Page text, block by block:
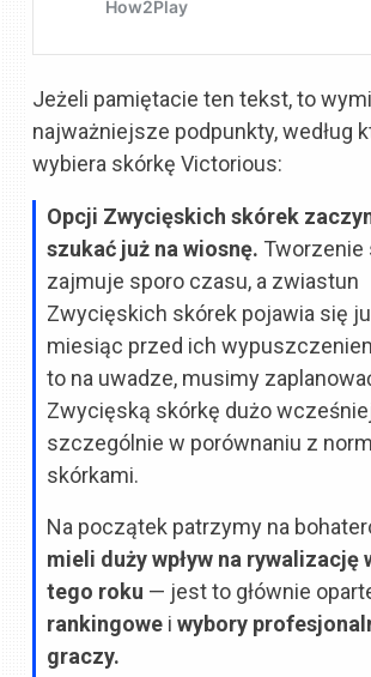
Jeżeli pamiętacie ten tekst, to
najważniejsze podpunkty, według
wybiera skórkę Victorious:
Opcji Zwycięskich skórek
szukać już na wiosnę. Tworzenie
zajmuje sporo czasu, a zwiastun
Zwycięskich skórek pojawia się
miesiąc przed ich
to na uwadze, musimy
Zwycięską skórkę dużo
szczególnie w porównaniu z
skórkami.
Na początek patrzymy na
mieli duży wpływ na rywalizację
tego roku — jest to głównie
rankingowe iwybory
graczy.